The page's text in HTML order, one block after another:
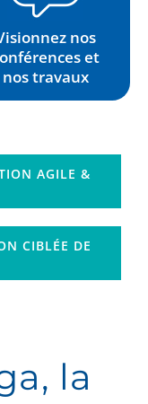
nos
et
nos travaux
AGILE &
CIBLÉE DE
la